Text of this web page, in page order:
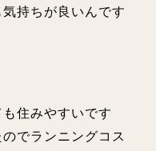
持ちが良いんです
住みやすいです
でランニングコス